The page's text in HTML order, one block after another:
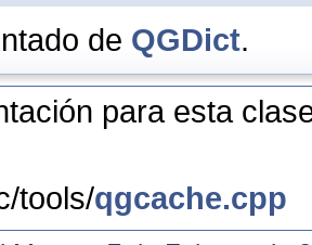
de QGDict.
para esta
tools/qgcache.cpp